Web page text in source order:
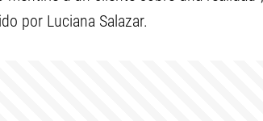
por Luciana Salazar.